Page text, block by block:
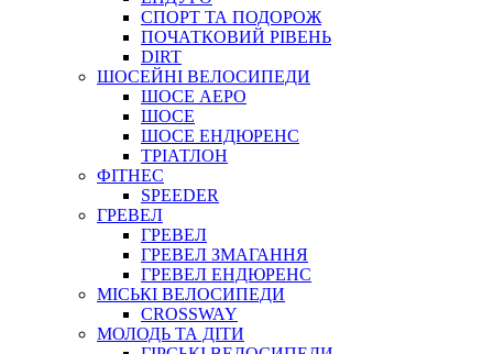
СПОРТ ТА ПОДОРОЖ
ПОЧАТКОВИЙ РIВЕНЬ
DIRT
ШОСЕЙНІ ВЕЛОСИПЕДИ
ШОСЕ АЕРО
ШОСЕ
ШОСЕ ЕНДЮРЕНС
ТРІАТЛОН
ФІТНЕС
SPEEDER
ГРЕВЕЛ
ГРЕВЕЛ
ГРЕВЕЛ ЗМАГАННЯ
ГРЕВЕЛ ЕНДЮРЕНС
МІСЬКІ ВЕЛОСИПЕДИ
CROSSWAY
МОЛОДЬ ТА ДІТИ